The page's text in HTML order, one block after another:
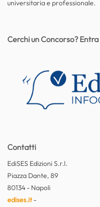
universitaria e professionale.
Contatti
EdiSES Edizioni S.r.l.
Piazza Dante, 89
80134 - Napoli
edises.it-
Cerchi un Concorso?